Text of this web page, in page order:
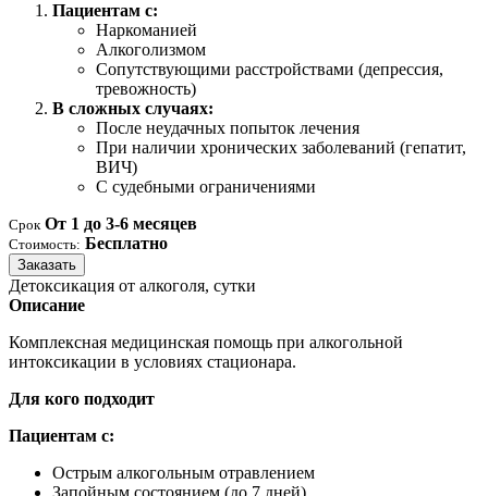
Пациентам с:
Наркоманией
Алкоголизмом
Сопутствующими расстройствами (депрессия,
тревожность)
В сложных случаях:
После неудачных попыток лечения
При наличии хронических заболеваний (гепатит,
ВИЧ)
С судебными ограничениями
Срок От 1 до 3-6 месяцев
Стоимость: Бесплатно
Заказать
Детоксикация от алкоголя, сутки
Описание
Комплексная медицинская помощь при алкогольной
интоксикации в условиях стационара.
Для кого подходит
Пациентам с:
Острым алкогольным отравлением